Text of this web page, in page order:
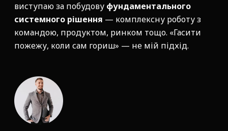
виступаю за побудову фундаментального
системного рішення — комплексну роботу з
командою, продуктом, ринком тощо. «Гасити
пожежу, коли сам гориш» — не мій підхід.